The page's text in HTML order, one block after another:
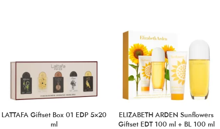
LATTAFA Giftset Box 01 EDP 5×20
ml
ELIZABETH ARDEN Sunflowers
Giftset EDT 100 ml + BL 100 ml